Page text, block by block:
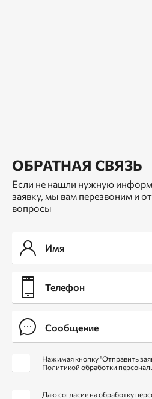
ОБРАТНАЯ СВЯЗЬ
Если не нашли нужную
заявку, мы вам перезвоним и
вопросы
Нажимая кнопку "Отправить
Политикой обработки
Даю согласие на обработку